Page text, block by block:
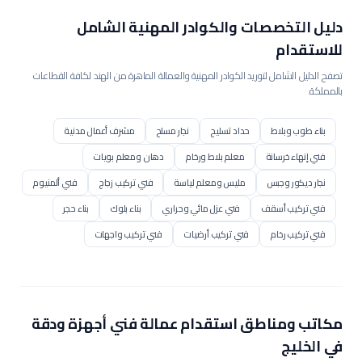
دليل التخصصات والكوادر المهنية الشامل
للاستقدام
تصفح الدليل الشامل لتوريد الكوادر المهنية والعمالة الماهرة من الهند لكافة القطاعات
بالمملكة.
بناء طوب وبلاط حداد تسليح نجار مسلح
مشرف أعمال مدنية
فني إنهاء خرسانة
معلم بلاط ورخام
دهان ومعلم بويات
نجار ديكور وجبس
مليس ومعلم لياسة فني تركيب زجاج
فني ألمنيوم
فني تركيب أسقف
فني عزل مائي وحراري بناء بلوك
بناء حجر
فني تركيب رخام
فني تركيب أرضيات
فني تركيب واجهات
مشغل خلاطة مركزية
عامل إنشاء طرق
فني رصف أسفلت
عامل تنسيق حدائق
مكاتب ومناطق استقدام عمالةفني أجهزة ودقة
في الخليج